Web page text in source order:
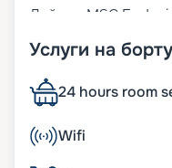
Лайнер MSC
и в 2023 г.
много номеров с
технологические
расходовать
почетную
Услуги на борту
24 hours room
Wifi